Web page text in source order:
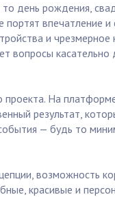
день рождения,
впечатление
и чрезмерное
вопросы
проекта. На
результат,
— будь то
возможность
красивые и